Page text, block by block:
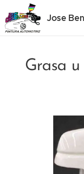
Jose
Grasa u